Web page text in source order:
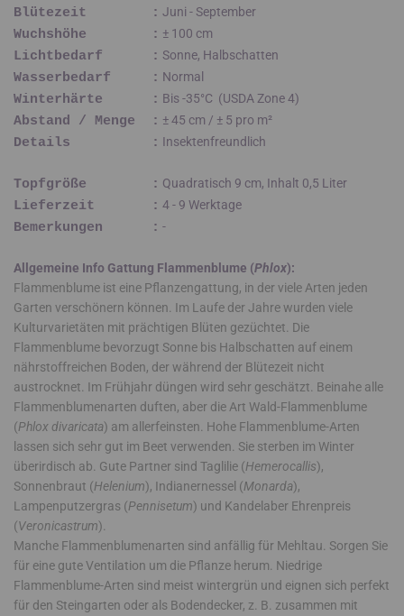
Blütezeit : Juni - September
Wuchshöhe : ± 100 cm
Lichtbedarf : Sonne, Halbschatten
Wasserbedarf : Normal
Winterhärte : Bis -35°C (USDA Zone 4)
Abstand / Menge : ± 45 cm / ± 5 pro m²
Details : Insektenfreundlich
Topfgröße : Quadratisch 9 cm, Inhalt 0,5 Liter
Lieferzeit : 4 - 9 Werktage
Bemerkungen : -
Allgemeine Info Gattung Flammenblume (Phlox):
Flammenblume ist eine Pflanzengattung, in der viele Arten jeden
Garten verschönern können. Im Laufe der Jahre wurden viele
Kulturvarietäten mit prächtigen Blüten gezüchtet. Die
Flammenblume bevorzugt Sonne bis Halbschatten auf einem
nährstoffreichen Boden, der während der Blütezeit nicht
austrocknet. Im Frühjahr düngen wird sehr geschätzt. Beinahe alle
Flammenblumenarten duften, aber die Art Wald-Flammenblume
(Phlox divaricata) am allerfeinsten. Hohe Flammenblume-Arten
lassen sich sehr gut im Beet verwenden. Sie sterben im Winter
überirdisch ab. Gute Partner sind Taglilie (Hemerocallis),
Sonnenbraut (Helenium), Indianernessel (Monarda),
Lampenputzergras (Pennisetum) und Kandelaber Ehrenpreis
(Veronicastrum).
Manche Flammenblumenarten sind anfällig für Mehltau. Sorgen Sie
für eine gute Ventilation um die Pflanze herum. Niedrige
Flammenblume-Arten sind meist wintergrün und eignen sich perfekt
für den Steingarten oder als Bodendecker, z. B. zusammen mit